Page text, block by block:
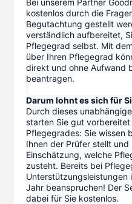
Bei unserem Partner
kostenlos durch die
Begutachtung gestellt
verständlich aufbereitet,
Pflegegrad selbst. Mit
über Ihren Pflegegrad
direkt und ohne Aufwand
beantragen.
Darum lohnt es sich für
Durch dieses
starten Sie gut
Pflegegrades: Sie wissen
Ihnen der Prüfer stellt und
Einschätzung, welche
zusteht. Bereits bei
Unterstützungsleistungen
Jahr beanspruchen! Der
dabei für Sie kostenlos.